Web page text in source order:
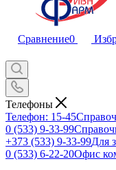
Сравнение0
Телефоны
Телефон: 15-45
0 (533) 9-33-99
+373 (533) 9-33-99Для
0 (533) 6-22-20Офис